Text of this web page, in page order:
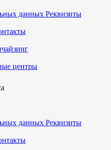
данных Реквизиты
центры
данных Реквизиты